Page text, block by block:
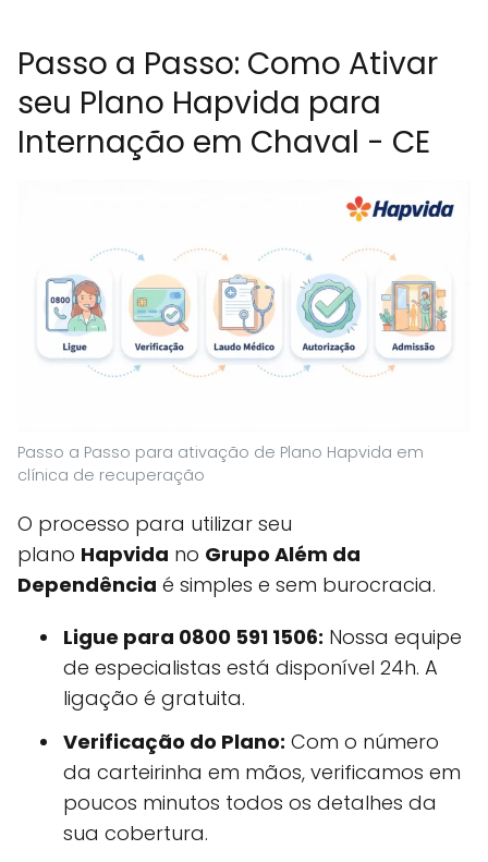
Passo a Passo: Como Ativar
seu Plano Hapvida para
Internação em Chaval - CE
Passo a Passo para ativação de Plano Hapvida em
clínica de recuperação
O processo para utilizar seu
plano Hapvida no Grupo Além da
Dependência é simples e sem burocracia.
Ligue para 0800 591 1506: Nossa equipe
de especialistas está disponível 24h. A
ligação é gratuita.
Verificação do Plano: Com o número
da carteirinha em mãos, verificamos em
poucos minutos todos os detalhes da
sua cobertura.